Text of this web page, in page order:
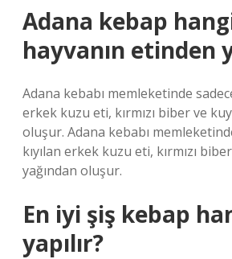
Adana kebap
hayvanın etinden
Adana kebabı memleketinde
erkek kuzu eti, kırmızı biber ve
oluşur. Adana kebabı
kıyılan erkek kuzu eti, kırmızı
yağından oluşur.
En iyi şiş kebap
yapılır?